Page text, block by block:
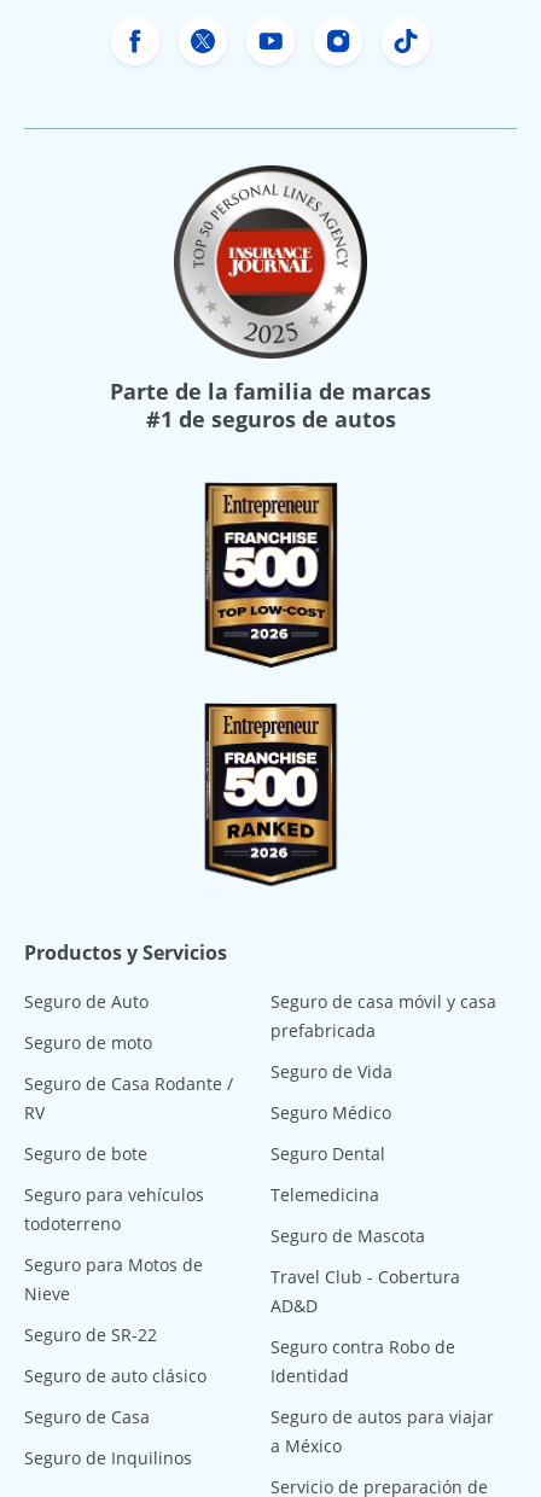
Facebook de Freeway Insurance
X de Freeway Insurance
YouTube de Freeway
Instagram
TikTok
Parte de la familia de marcas
#1 de seguros de autos
Productos y Servicios
Seguro de Auto
Seguro de moto
Seguro de Casa Rodante /
RV
Seguro de bote
Seguro para vehículos
todoterreno
Seguro para Motos de
Nieve
Seguro de SR-22
Seguro de auto clásico
Seguro de Casa
Seguro de Inquilinos
Seguro de casa móvil y casa
prefabricada
Seguro de Vida
Seguro Médico
Seguro Dental
Telemedicina
Seguro de Mascota
Travel Club - Cobertura
AD&D
Seguro contra Robo de
Identidad
Seguro de autos para viajar
a México
Servicio de preparación de